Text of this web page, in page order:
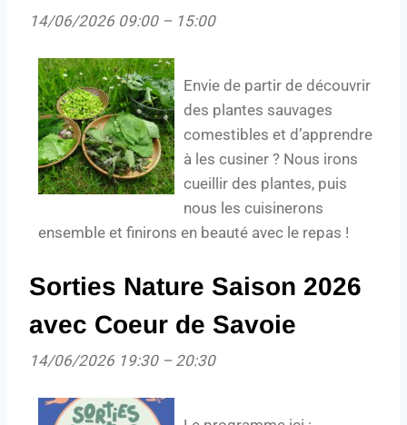
14/06/2026 09:00– 15:00
Envie de partir de découvrir
des plantes sauvages
comestibles et d’apprendre
à les cusiner ? Nous irons
cueillir des plantes, puis
nous les cuisinerons
ensemble et finirons en beauté avec le repas !
Sorties Nature Saison 2026
avec Coeur de Savoie
14/06/2026 19:30– 20:30